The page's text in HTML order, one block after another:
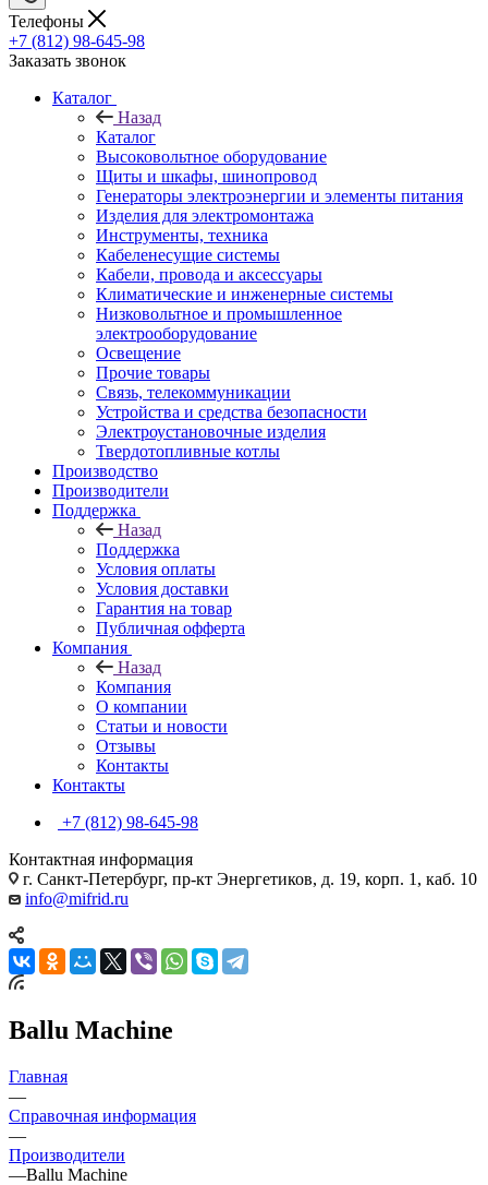
Телефоны
+7 (812) 98-645-98
Заказать звонок
Каталог
Назад
Каталог
Высоковольтное оборудование
Щиты и шкафы, шинопровод
Генераторы электроэнергии и элементы питания
Изделия для электромонтажа
Инструменты, техника
Кабеленесущие системы
Кабели, провода и аксессуары
Климатические и инженерные системы
Низковольтное и промышленное
электрооборудование
Освещение
Прочие товары
Связь, телекоммуникации
Устройства и средства безопасности
Электроустановочные изделия
Твердотопливные котлы
Производство
Производители
Поддержка
Назад
Поддержка
Условия оплаты
Условия доставки
Гарантия на товар
Публичная офферта
Компания
Назад
Компания
О компании
Статьи и новости
Отзывы
Контакты
Контакты
+7 (812) 98-645-98
Контактная информация
г. Санкт-Петербург, пр-кт Энергетиков, д. 19, корп. 1, каб. 10
info@mifrid.ru
Ballu Machine
Главная
—
Справочная информация
—
Производители
—Ballu Machine